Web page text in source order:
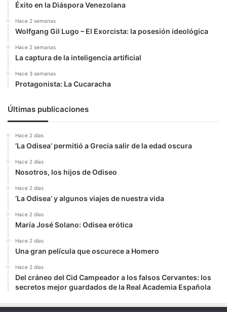
Éxito en la Diáspora Venezolana
Hace 2 semanas
Wolfgang Gil Lugo – El Exorcista: la posesión ideológica
Hace 2 semanas
La captura de la inteligencia artificial
Hace 3 semanas
Protagonista: La Cucaracha
Últimas publicaciones
Hace 2 días
‘La Odisea’ permitió a Grecia salir de la edad oscura
Hace 2 días
Nosotros, los hijos de Odiseo
Hace 2 días
‘La Odisea’ y algunos viajes de nuestra vida
Hace 2 días
María José Solano: Odisea erótica
Hace 2 días
Una gran película que oscurece a Homero
Hace 2 días
Del cráneo del Cid Campeador a los falsos Cervantes: los
secretos mejor guardados de la Real Academia Española